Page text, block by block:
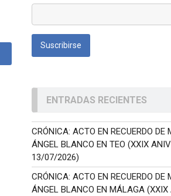
ENTRADAS RECIENTES
CRÓNICA: ACTO EN RECUERDO DE
ÁNGEL BLANCO EN TEO (XXIX
13/07/2026)
CRÓNICA: ACTO EN RECUERDO DE
ÁNGEL BLANCO EN MÁLAGA (XXIX